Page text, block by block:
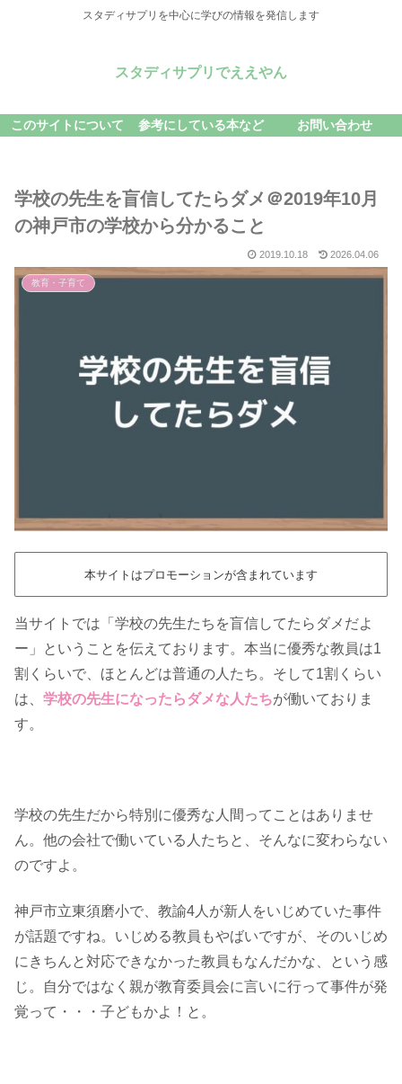
スタディサプリを中心に学びの情報を発信します
スタディサプリでええやん
このサイトについて 参考にしている本など お問い合わせ
学校の先生を盲信してたらダメ＠2019年10月
の神戸市の学校から分かること
2019.10.18 2026.04.06
教育・子育て
本サイトはプロモーションが含まれています
当サイトでは「学校の先生たちを盲信してたらダメだよ
ー」ということを伝えております。本当に優秀な教員は1
割くらいで、ほとんどは普通の人たち。そして1割くらい
は、 学校の先生になったらダメな人たちが働いておりま
す。
学校の先生だから特別に優秀な人間ってことはありませ
ん。他の会社で働いている人たちと、そんなに変わらない
のですよ。
神戸市立東須磨小で、教諭4人が新人をいじめていた事件
が話題ですね。いじめる教員もやばいですが、そのいじめ
にきちんと対応できなかった教員もなんだかな、という感
じ。自分ではなく親が教育委員会に言いに行って事件が発
覚って・・・子どもかよ！と。